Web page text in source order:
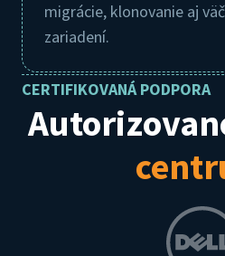
migrácie, klonovanie aj
zariadení.
CERTIFIKOVANÁ PODPORA